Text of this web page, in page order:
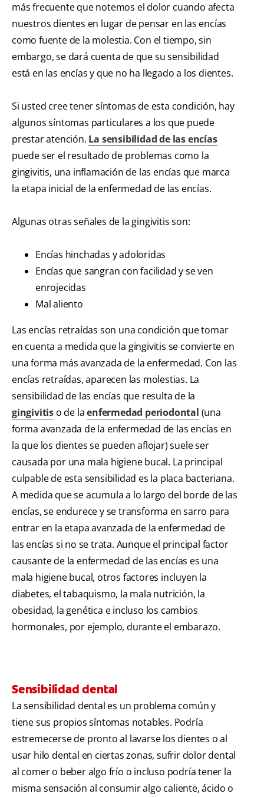
más frecuente que notemos el dolor cuando afecta
nuestros dientes en lugar de pensar en las encías
como fuente de la molestia. Con el tiempo, sin
embargo, se dará cuenta de que su sensibilidad
está en las encías y que no ha llegado a los dientes.
Si usted cree tener síntomas de esta condición, hay
algunos síntomas particulares a los que puede
prestar atención. La sensibilidad de las encías
puede ser el resultado de problemas como la
gingivitis, una inflamación de las encías que marca
la etapa inicial de la enfermedad de las encías.
Algunas otras señales de la gingivitis son:
Encías hinchadas y adoloridas
Encías que sangran con facilidad y se ven
enrojecidas
Mal aliento
Las encías retraídas son una condición que tomar
en cuenta a medida que la gingivitis se convierte en
una forma más avanzada de la enfermedad. Con las
encías retraídas, aparecen las molestias. La
sensibilidad de las encías que resulta de la
gingivitis o de laenfermedad periodontal (una
forma avanzada de la enfermedad de las encías en
la que los dientes se pueden aflojar) suele ser
causada por una mala higiene bucal. La principal
culpable de esta sensibilidad es la placa bacteriana.
A medida que se acumula a lo largo del borde de las
encías, se endurece y se transforma en sarro para
entrar en la etapa avanzada de la enfermedad de
las encías si no se trata. Aunque el principal factor
causante de la enfermedad de las encías es una
mala higiene bucal, otros factores incluyen la
diabetes, el tabaquismo, la mala nutrición, la
obesidad, la genética e incluso los cambios
hormonales, por ejemplo, durante el embarazo.
Sensibilidad dental
La sensibilidad dental es un problema común y
tiene sus propios síntomas notables. Podría
estremecerse de pronto al lavarse los dientes o al
usar hilo dental en ciertas zonas, sufrir dolor dental
al comer o beber algo frío o incluso podría tener la
misma sensación al consumir algo caliente, ácido o